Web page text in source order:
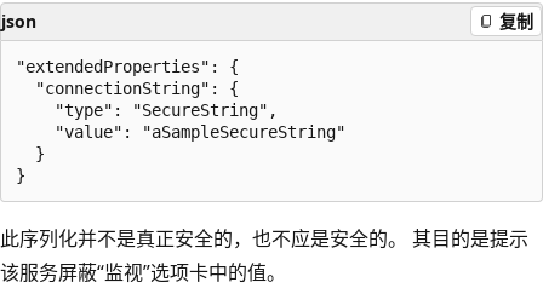
json 复制
"extendedProperties": {
  "connectionString": {
    "type": "SecureString",
    "value": "aSampleSecureString"
  }
此序列化并不是真正安全的，也不应是安全的。 其目的是提示
该服务屏蔽“监视”选项卡中的值。